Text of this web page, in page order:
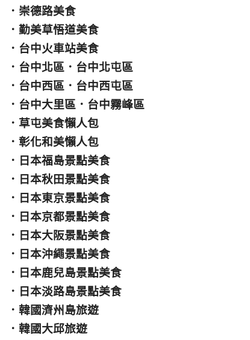
． 崇德路美食
．勤美草悟道美食
． 台中火車站美食
． 台中北區 ． 台中北屯區
． 台中西區 ． 台中西屯區
． 台中大里區 ． 台中霧峰區
． 草屯美食懶人包
．彰化和美懶人包
． 日本福島景點美食
． 日本秋田景點美食
． 日本東京景點美食
． 日本京都景點美食
． 日本大阪景點美食
． 日本沖繩景點美食
． 日本鹿兒島景點美食
． 日本淡路島景點美食
．韓國濟州島旅遊
．韓國大邱旅遊